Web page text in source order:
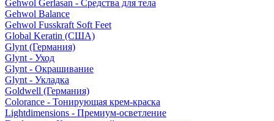
Gehwol Gerlasan - Средства для тела
Gehwol Balance
Gehwol Fusskraft Soft Feet
Global Keratin (США)
Glynt (Германия)
Glynt - Уход
Glynt - Окрашивание
Glynt - Укладка
Goldwell (Германия)
Colorance - Тонирующая крем-краска
Lightdimensions - Премиум-осветление